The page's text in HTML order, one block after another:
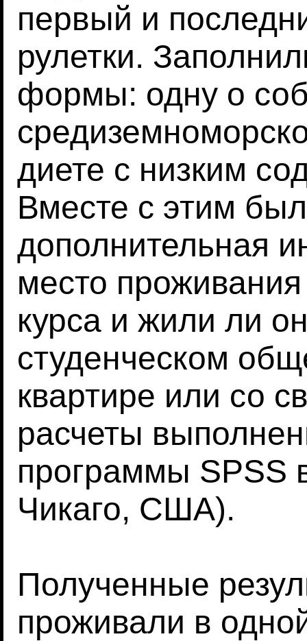
первый и
рулетки.
формы: одну о
диете с низким
Вместе с этим
дополнительная
место
курса и жили ли
студенческом
квартире или со
расчеты
программы SPSS
Чикаго, США).
Полученные
проживали в